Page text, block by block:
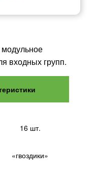
входных групп.
16 шт.
«гвоздики»